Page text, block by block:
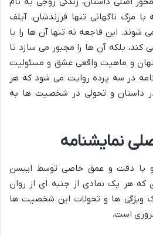
مرگ ناگهانی تنها فرزندشان، آیلف
شوند. این فاجعه نه تنها آن ها را با
کند، بلکه آن ها را مجبور می سازد تا
و ماهیت واقعی عشق و مسئولیت
در سه پرده روایت می شود که هر
داستان و تحولی در شخصیت ها به
نمایشنامه
با دقت و عمق خاصی توسط ایبسن
که هر یک نمادی از جنبه ای از روان
ویژگی ها و تحولات این شخصیت ها
است.